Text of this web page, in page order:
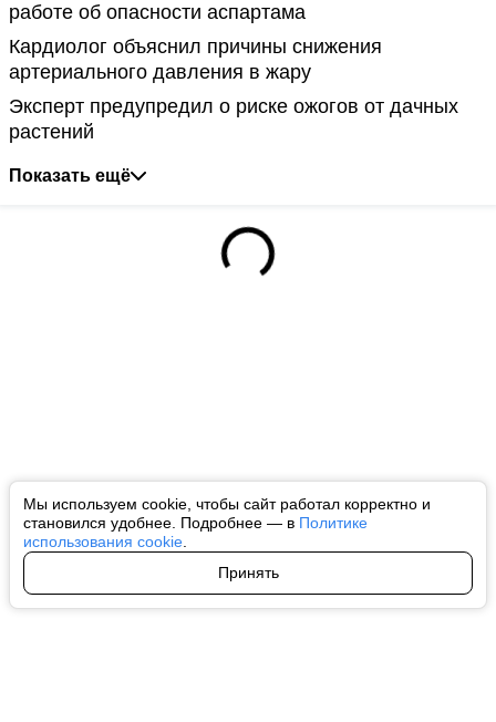
Мы используем cookie, чтобы сайт работал корректно и
становился удобнее. Подробнее — в Политике
использования cookie
Принять
работе об опасности аспартама
Кардиолог объяснил причины снижения
артериального давления в жару
Эксперт предупредил о риске ожогов от дачных
растений
Показать ещё